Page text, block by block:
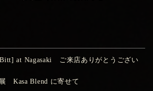
at Nagasaki ご来店ありがとうござい
Kasa Blend に寄せて